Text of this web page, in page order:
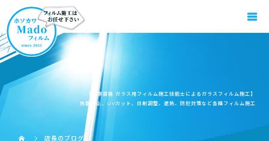
【国家資格 ガラス用フィルム施工技能士によるガラスフィルム施工】
飛散防止、UVカット、日射調整、遮熱、防犯対策など各種フィルム施工
店長のブログ